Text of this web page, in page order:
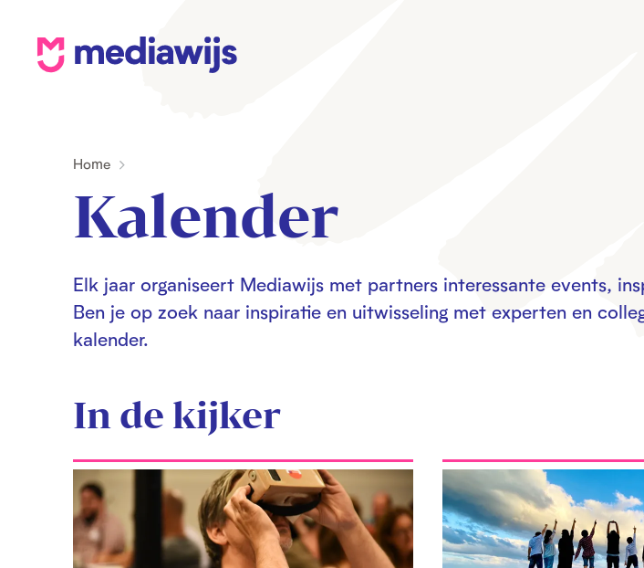
M
s
Home
Kalender
Elk jaar organiseert Mediawijs met partners interessante events,
Ben je op zoek naar inspiratie en uitwisseling met experten en
kalender.
In de kijker